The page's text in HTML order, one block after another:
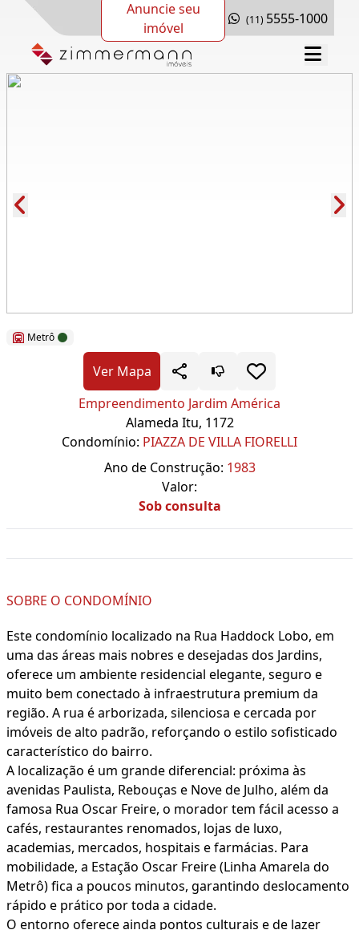
Anuncie seu
imóvel
(11) 5555-1000
Metrô
Ver Mapa
Empreendimento Jardim América
Alameda Itu, 1172
Condomínio: PIAZZA DE VILLA FIORELLI
Ano de Construção: 1983
Valor:
Sob consulta
SOBRE O CONDOMÍNIO
Este condomínio localizado na Rua Haddock Lobo, em
uma das áreas mais nobres e desejadas dos Jardins,
oferece um ambiente residencial elegante, seguro e
muito bem conectado à infraestrutura premium da
região. A rua é arborizada, silenciosa e cercada por
imóveis de alto padrão, reforçando o estilo sofisticado
característico do bairro.
A localização é um grande diferencial: próxima às
avenidas Paulista, Rebouças e Nove de Julho, além da
famosa Rua Oscar Freire, o morador tem fácil acesso a
cafés, restaurantes renomados, lojas de luxo,
academias, mercados, hospitais e farmácias. Para
mobilidade, a Estação Oscar Freire (Linha Amarela do
Metrô) fica a poucos minutos, garantindo deslocamento
rápido e prático por toda a cidade.
O entorno oferece ainda pontos culturais e de lazer